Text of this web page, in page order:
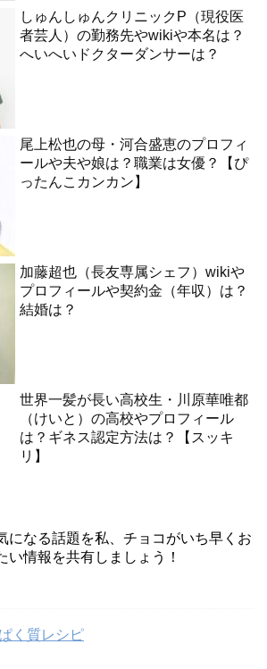
しゅんしゅんクリニックP（現役医
者芸人）の勤務先やwikiや本名は？
へいへいドクターダンサーは？
尾上松也の母・河合盛恵のプロフィ
ールや夫や娘は？職業は女優？【ぴ
ったんこカンカン】
加藤超也（長友専属シェフ）wikiや
プロフィールや契約金（年収）は？
結婚は？
世界一髪が長い高校生・川原華唯都
（けいと）の高校やプロフィール
は？ギネス認定方法は？【スッキ
リ】
になる話題を私、チョコがいち早くお
い情報を共有しましょう！
く質レシピ